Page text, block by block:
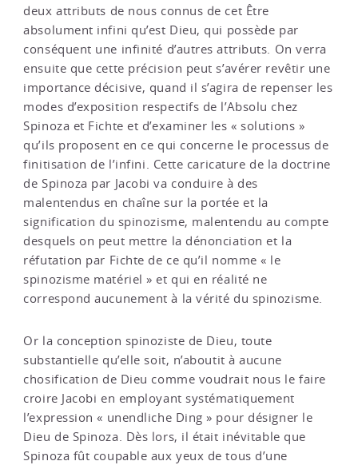
deux attributs de nous connus de cet Être
absolument infini qu’est Dieu, qui possède par
conséquent une infinité d’autres attributs. On verra
ensuite que cette précision peut s’avérer revêtir une
importance décisive, quand il s’agira de repenser les
modes d’exposition respectifs de l’Absolu chez
Spinoza et Fichte et d’examiner les « solutions »
qu’ils proposent en ce qui concerne le processus de
finitisation de l’infini. Cette caricature de la doctrine
de Spinoza par Jacobi va conduire à des
malentendus en chaîne sur la portée et la
signification du spinozisme, malentendu au compte
desquels on peut mettre la dénonciation et la
réfutation par Fichte de ce qu’il nomme « le
spinozisme matériel » et qui en réalité ne
correspond aucunement à la vérité du spinozisme.
Or la conception spinoziste de Dieu, toute
substantielle qu’elle soit, n’aboutit à aucune
chosification de Dieu comme voudrait nous le faire
croire Jacobi en employant systématiquement
l’expression « unendliche Ding » pour désigner le
Dieu de Spinoza. Dès lors, il était inévitable que
Spinoza fût coupable aux yeux de tous d’une